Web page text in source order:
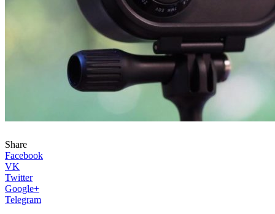
Share
Facebook
VK
Twitter
Google+
Telegram